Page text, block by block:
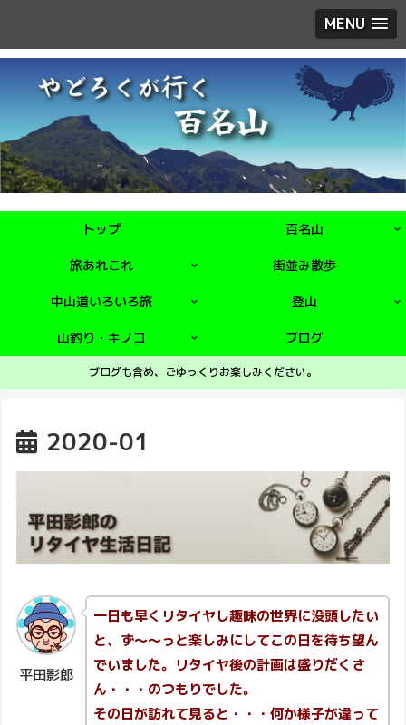
MENU
トップ 百名山
旅あれこれ 街並み散歩
中山道いろいろ旅 登山
山釣り・キノコ ブログ
ブログも含め、ごゆっくりお楽しみください。
2020-01
平田影郎
一日も早くリタイヤし趣味の世界に没頭したい
と、ず～～っと楽しみにしてこの日を待ち望ん
でいました。リタイヤ後の計画は盛りだくさ
ん・・・のつもりでした。
その日が訪れて見ると・・・何か様子が違って